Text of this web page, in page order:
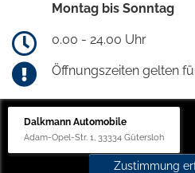
Montag bis Sonntag
0.00 - 24.00 Uhr
Öffnungszeiten gelten
Dalkmann Automobile
Adam-Opel-Str. 1, 33334 Gütersloh
Zustimmung